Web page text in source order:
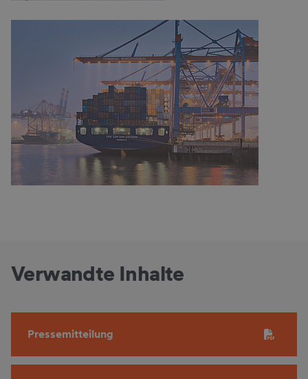
Verwandte Inhalte
Pressemitteilung